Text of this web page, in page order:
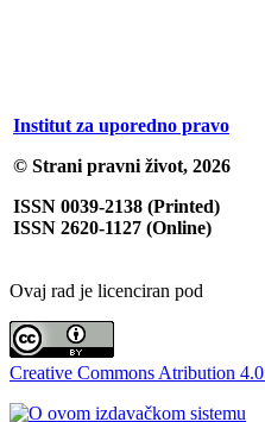
Institut za uporedno pravo
© Strani pravni život, 2026
ISSN 0039-2138 (Printed)
ISSN 2620-1127 (Online)
Ovaj rad je licenciran pod
Creative Commons Atribution